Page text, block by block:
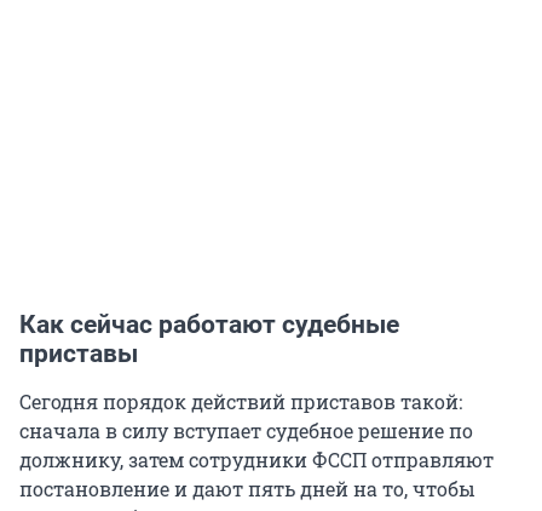
Как сейчас работают судебные
приставы
Сегодня порядок действий приставов такой:
сначала в силу вступает судебное решение по
должнику, затем сотрудники ФССП отправляют
постановление и дают пять дней на то, чтобы